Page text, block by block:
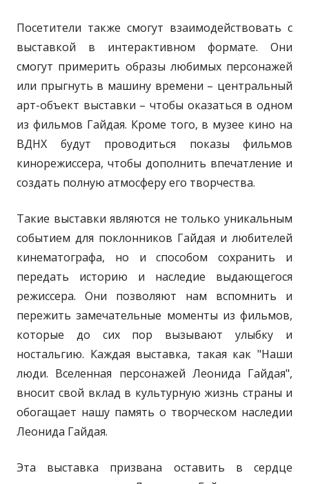
Посетители также смогут взаимодействовать с
выставкой в интерактивном формате. Они
смогут примерить образы любимых персонажей
или прыгнуть в машину времени – центральный
арт-объект выставки – чтобы оказаться в одном
из фильмов Гайдая. Кроме того, в музее кино на
ВДНХ будут проводиться показы фильмов
кинорежиссера, чтобы дополнить впечатление и
создать полную атмосферу его творчества.
Такие выставки являются не только уникальным
событием для поклонников Гайдая и любителей
кинематографа, но и способом сохранить и
передать историю и наследие выдающегося
режиссера. Они позволяют нам вспомнить и
пережить замечательные моменты из фильмов,
которые до сих пор вызывают улыбку и
ностальгию. Каждая выставка, такая как "Наши
люди. Вселенная персонажей Леонида Гайдая",
вносит свой вклад в культурную жизнь страны и
обогащает нашу память о творческом наследии
Леонида Гайдая.
Эта выставка призвана оставить в сердце